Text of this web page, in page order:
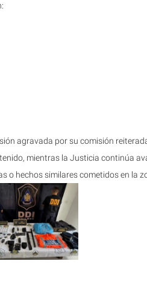
agravada por su comisión
mientras la Justicia continúa
o hechos similares cometidos en la